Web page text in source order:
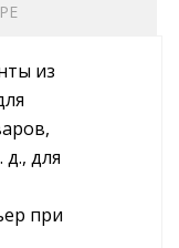
из
для
при